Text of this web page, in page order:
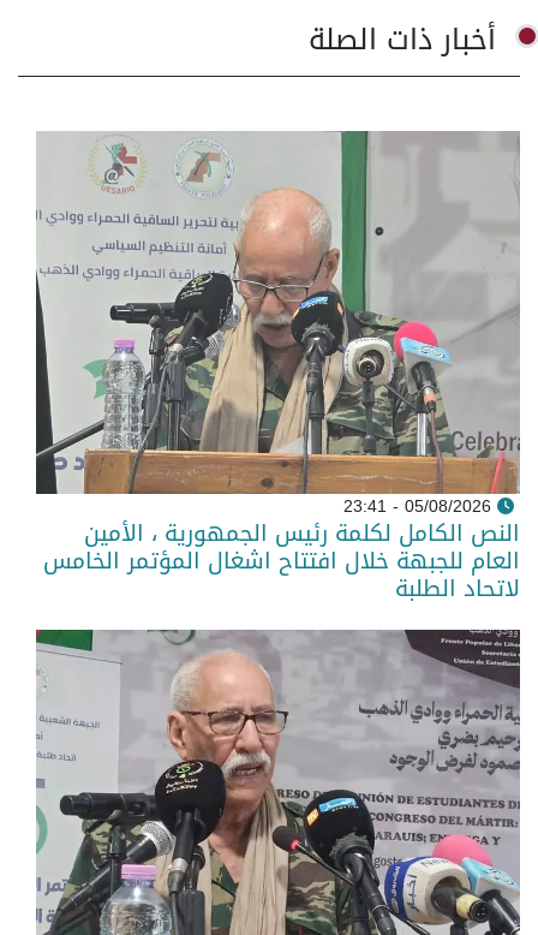
أخبار ذات الصلة
05/08/2026 - 23:41
النص الكامل لكلمة رئيس الجمهورية ، الأمين
العام للجبهة خلال افتتاح اشغال المؤتمر الخامس
لاتحاد الطلبة